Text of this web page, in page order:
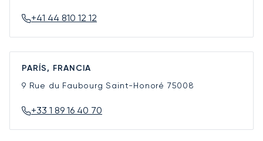
+41 44 810 12 12
PARÍS, FRANCIA
9 Rue du Faubourg Saint-Honoré 75008
+33 1 89 16 40 70